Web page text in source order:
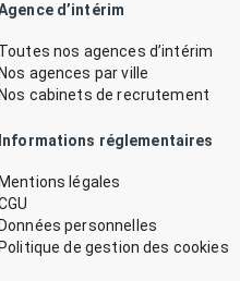
d’intérim
Toutes nos agences d’intérim
Nos agences par ville
Nos cabinets de recrutement
Informations réglementaires
Mentions légales
Données personnelles
Politique de gestion des cookies